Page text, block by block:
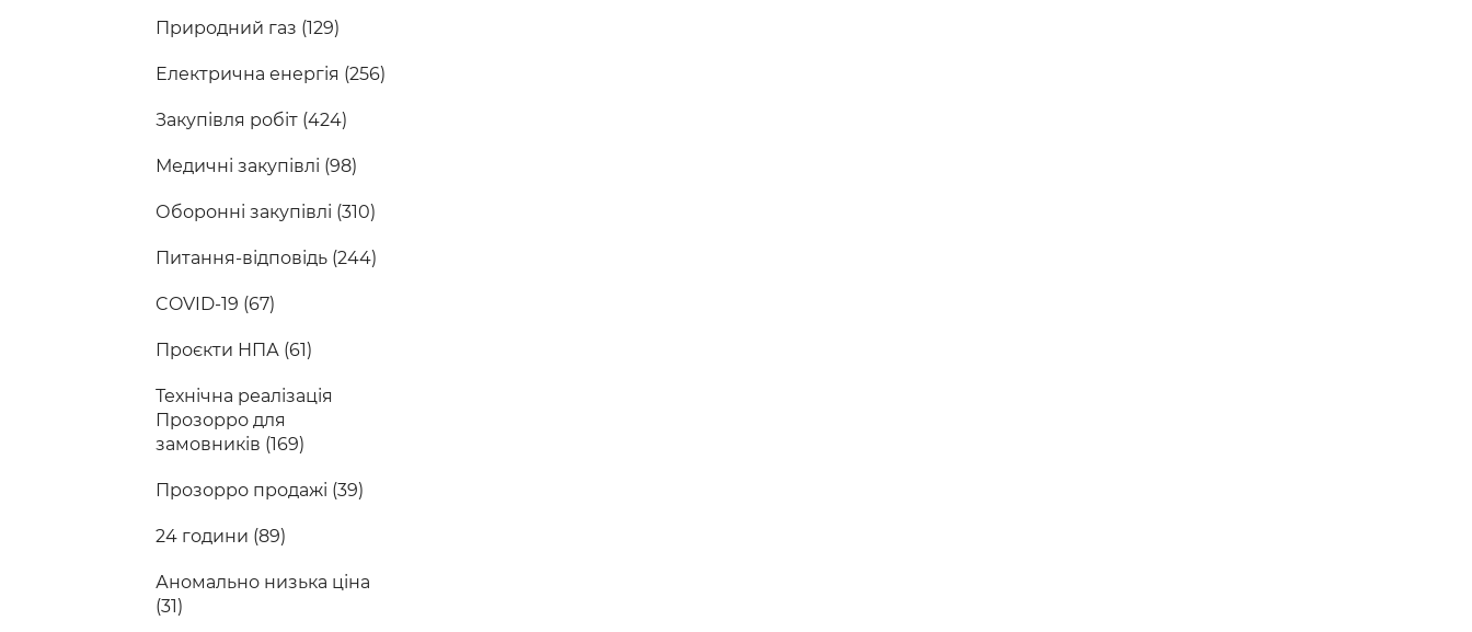
Природний газ (129)
Електрична енергія (256)
Закупівля робіт (424)
Медичні закупівлі (98)
Оборонні закупівлі (310)
Питання-відповідь (244)
COVID-19 (67)
Проєкти НПА (61)
Технічна реалізація
Прозорро для
замовників (169)
Прозорро продажі (39)
24 години (89)
Аномально низька ціна
(31)